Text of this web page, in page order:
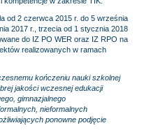
od 2 czerwca 2015 r. do 5 września
2017 r., trzecia od 1 stycznia 2018
do IZ PO WER oraz IZ RPO na
realizowanych w ramach
kończeniu nauki szkolnej
jakości wczesnej edukacji
gimnazjalnego
nieformalnych
ponowne podjęcie